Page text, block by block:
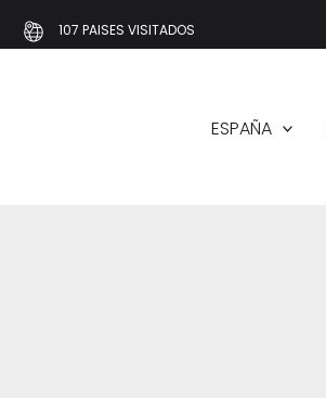
al
107 PAISES VISITADOS
ESPAÑA